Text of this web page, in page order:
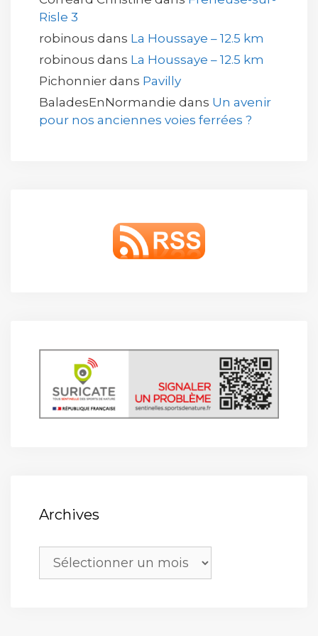
Risle 3
robinous dans La Houssaye – 12.5 km
robinous dans La Houssaye – 12.5 km
Pichonnier dans Pavilly
BaladesEnNormandie dans Un avenir
pour nos anciennes voies ferrées ?
Archives
Archives